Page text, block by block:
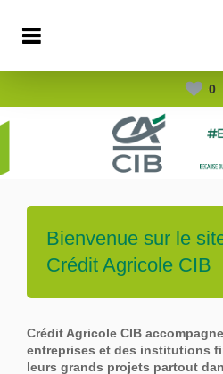
0
Bienvenue sur le
Crédit Agricole CIB
Crédit Agricole CIB
entreprises et des institutions
leurs grands projets partout